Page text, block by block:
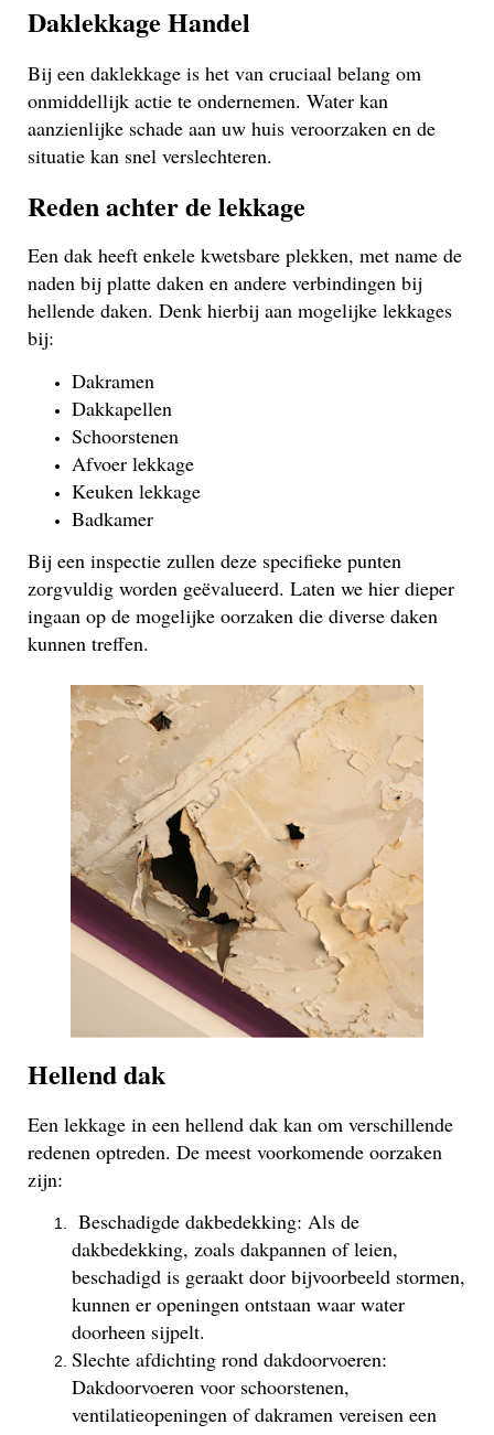
Daklekkage Handel
Bij een daklekkage is het van cruciaal belang om
onmiddellijk actie te ondernemen. Water kan
aanzienlijke schade aan uw huis veroorzaken en de
situatie kan snel verslechteren.
Reden achter de lekkage
Een dak heeft enkele kwetsbare plekken, met name de
naden bij platte daken en andere verbindingen bij
hellende daken. Denk hierbij aan mogelijke lekkages
bij:
Dakramen
Dakkapellen
Schoorstenen
Afvoer lekkage
Keuken lekkage
Badkamer
Bij een inspectie zullen deze specifieke punten
zorgvuldig worden geëvalueerd. Laten we hier dieper
ingaan op de mogelijke oorzaken die diverse daken
kunnen treffen.
Hellend dak
Een lekkage in een hellend dak kan om verschillende
redenen optreden. De meest voorkomende oorzaken
zijn:
Beschadigde dakbedekking: Als de
dakbedekking, zoals dakpannen of leien,
beschadigd is geraakt door bijvoorbeeld stormen,
kunnen er openingen ontstaan waar water
doorheen sijpelt.
Slechte afdichting rond dakdoorvoeren:
Dakdoorvoeren voor schoorstenen,
ventilatieopeningen of dakramen vereisen een